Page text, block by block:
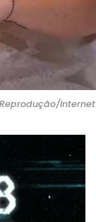
Internet